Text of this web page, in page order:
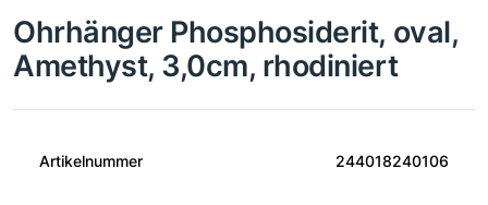
Ohrhänger Phosphosiderit, oval,
Amethyst, 3,0cm, rhodiniert
Artikelnummer 244018240106